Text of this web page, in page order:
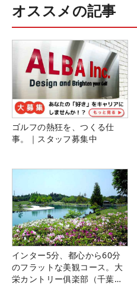
オススメの記事
ゴルフの熱狂を、つくる仕
事。｜スタッフ募集中
インター5分、都心から60分
のフラットな美観コース。大
栄カントリー俱楽部（千葉